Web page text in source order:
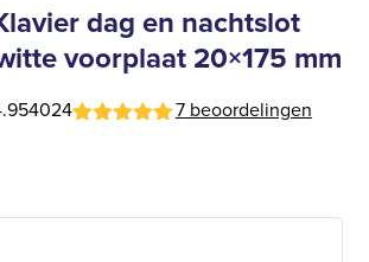
dag en nachtslot
voorplaat 20×175 mm
klantbeoordelingen
7beoordelingen